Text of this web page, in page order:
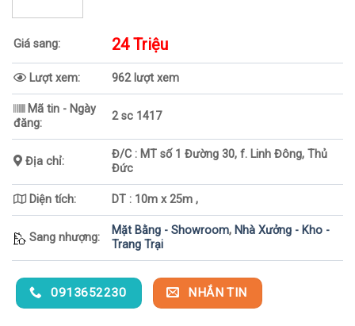
Giá sang: 24 Triệu
Lượt xem: 962 lượt xem
Mã tin - Ngày
đăng:
2 sc 1417
Địa chỉ:
Đ/C : MT số 1 Đường 30, f. Linh Đông, Thủ
Đức
Diện tích: DT : 10m x 25m ,
Sang nhượng:
Mặt Bằng - Showroom, Nhà Xưởng - Kho -
Trang Trại
0913652230 NHẮN TIN